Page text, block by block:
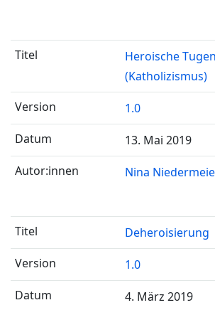
Heroische
(Katholizismus)
1.0
13. Mai 2019
Nina
Deheroisierung
1.0
4. März 2019